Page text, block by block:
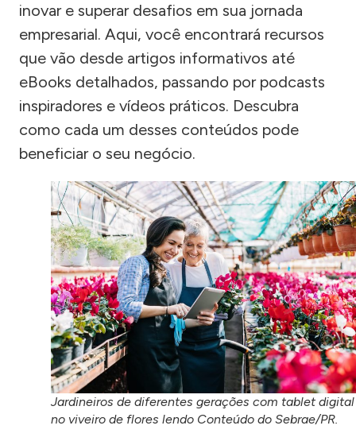
inovar e superar desafios em sua jornada
empresarial. Aqui, você encontrará recursos
que vão desde artigos informativos até
eBooks detalhados, passando por podcasts
inspiradores e vídeos práticos. Descubra
como cada um desses conteúdos pode
beneficiar o seu negócio.
Jardineiros de diferentes gerações com tablet digital
no viveiro de flores lendo Conteúdo do Sebrae/PR.